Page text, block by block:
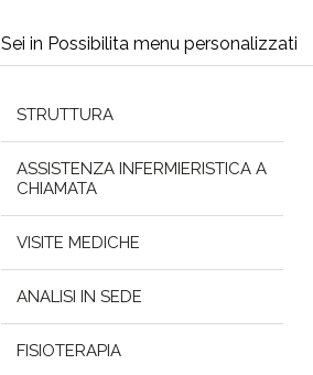
Sei in Possibilita menu personalizzati
STRUTTURA
ASSISTENZA INFERMIERISTICA A
CHIAMATA
VISITE MEDICHE
ANALISI IN SEDE
FISIOTERAPIA